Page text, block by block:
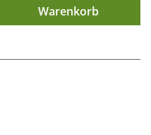
Warenkorb